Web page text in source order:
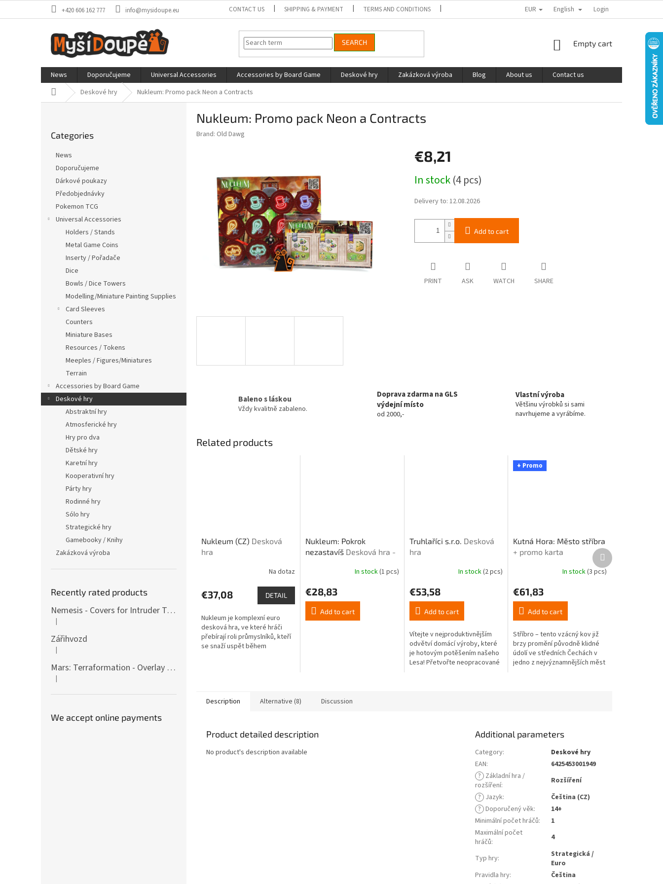
+420 606 162 777 info@mysidoupe.eu CONTACT US SHIPPING & PAYMENT TERMS AND CONDITIONS PODMÍNKY OCHRANY OSOBNÍCH ÚDAJŮ REKLAMACE A VRÁCENÍ ZBOŽÍ
EUR English Login
SEARCH
SHOPPING
Empty cart
News Doporučujeme Universal Accessories Accessories by Board Game Deskové hry Zakázková výroba Blog About us
Contact us
Home Deskové hry Nukleum: Promo pack Neon a Contracts
categories
Categories
News
Doporučujeme
Dárkové poukazy
Předobjednávky
Pokemon TCG
Universal Accessories
Holders / Stands
Metal Game Coins
Inserty / Pořadače
Dice
Bowls / Dice Towers
Modelling/Miniature Painting Supplies
Card Sleeves
Counters
Miniature Bases
Resources / Tokens
Meeples / Figures/Miniatures
Terrain
Accessories by Board Game
Deskové hry
Abstraktní hry
Atmosferické hry
Hry pro dva
Dětské hry
Karetní hry
Kooperativní hry
Párty hry
Rodinné hry
Sólo hry
Strategické hry
Gamebooky / Knihy
Zakázková výroba
Recently rated products
Nemesis - Covers for Intruder Tokens (variants also for expansion / Lockdown)
The product rating is 4 out of 5 stars.
|
Zářihvozd
The product rating is 5 out of 5 stars.
|
Mars: Terraformation - Overlay on colony tiles
The product rating is 5 out of 5 stars.
|
We accept online payments
Nukleum: Promo pack Neon a Contracts
Brand: Old Dawg
€8,21
price:
In stock(4 pcs)
Delivery to: 12.08.2026
Add to cart
PRINT ASK WATCH SHARE
Baleno s láskou
Vždy kvalitně zabaleno.
Doprava zdarma na GLS
výdejní místo
od 2000,-
Vlastní výroba
Většinu výrobků si sami
navrhujeme a vyrábíme.
Related products
Nukleum (CZ) Desková
hra
Na dotaz
€37,08 DETAIL
Nukleum je komplexní euro
desková hra, ve které hráči
přebírají roli průmyslníků, kteří
se snaží uspět během
Nukleum: Pokrok
nezastavíš Desková hra -
In stock(1 pcs)
€28,83
Add to cart
Truhlaříci s.r.o. Desková
hra
In stock(2 pcs)
€53,58
Add to cart
Vítejte v nejproduktivnějším
odvětví domácí výroby, které
je hotovým potěšením našeho
Lesa! Přetvořte neopracované
+ Promo
Kutná Hora: Město stříbra
+ promo karta
product
rating
5,0
out
of
5
stars.
In stock(3 pcs)
€61,83
Add to cart
Stříbro – tento vzácný kov již
brzy promění původně klidné
údolí ve středních Čechách v
jedno z nejvýznamnějších měst
Next
product
Description Alternative (8) Discussion
Product detailed description
No product's description available
Additional parameters
Category:
Deskové hry
EAN:
6425453001949
? Základní hra /
rozšíření:
Rozšíření
? Jazyk:
Čeština (CZ)
? Doporučený věk:
14+
Minimální počet hráčů:
1
Maximální počet
hráčů: 4
Typ hry:
Strategická /
Euro
Pravidla hry:
Čeština